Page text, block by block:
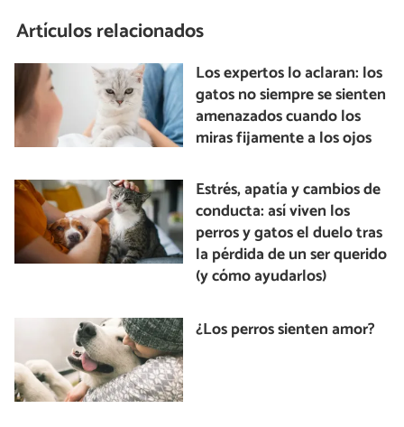
Artículos relacionados
Los expertos lo aclaran: los
gatos no siempre se sienten
amenazados cuando los
miras fijamente a los ojos
Estrés, apatía y cambios de
conducta: así viven los
perros y gatos el duelo tras
la pérdida de un ser querido
(y cómo ayudarlos)
¿Los perros sienten amor?